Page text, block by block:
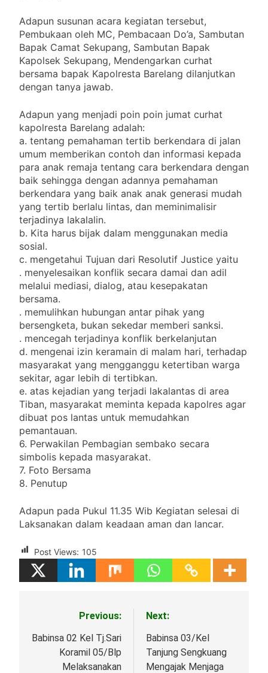
Adapun susunan acara kegiatan tersebut,
Pembukaan oleh MC, Pembacaan Do’a, Sambutan
Bapak Camat Sekupang, Sambutan Bapak
Kapolsek Sekupang, Mendengarkan curhat
bersama bapak Kapolresta Barelang dilanjutkan
dengan tanya jawab.
Adapun yang menjadi poin poin jumat curhat
kapolresta Barelang adalah:
a. tentang pemahaman tertib berkendara di jalan
umum memberikan contoh dan informasi kepada
para anak remaja tentang cara berkendara dengan
baik sehingga dengan adannya pemahaman
berkendara yang baik anak anak generasi mudah
yang tertib berlalu lintas, dan meminimalisir
terjadinya lakalalin.
b. Kita harus bijak dalam menggunakan media
sosial.
c. mengetahui Tujuan dari Resolutif Justice yaitu
. menyelesaikan konflik secara damai dan adil
melalui mediasi, dialog, atau kesepakatan
bersama.
. memulihkan hubungan antar pihak yang
bersengketa, bukan sekedar memberi sanksi.
. mencegah terjadinya konflik berkelanjutan
d. mengenai izin keramain di malam hari, terhadap
masyarakat yang mengganggu ketertiban warga
sekitar, agar lebih di tertibkan.
e. atas kejadian yang terjadi lakalantas di area
Tiban, masyarakat meminta kepada kapolres agar
dibuat pos lantas untuk memudahkan
pemantauan.
6. Perwakilan Pembagian sembako secara
simbolis kepada masyarakat.
7. Foto Bersama
8. Penutup
Adapun pada Pukul 11.35 Wib Kegiatan selesai di
Laksanakan dalam keadaan aman dan lancar.
Post Views: 105
Navigasi
pos
Previous:
Babinsa 02 Kel Tj.Sari
Koramil 05/Blp
Melaksanakan
Next:
Babinsa 03/Kel
Tanjung Sengkuang
Mengajak Menjaga